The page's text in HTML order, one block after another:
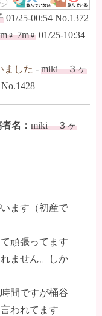
01/25-00:54 No.1372
7m♀ 01/25-10:34
ました - miki ３ヶ
名： miki ３ヶ
ます（初産で
頑張ってます
ません。しか
間ですが桶谷
われてます